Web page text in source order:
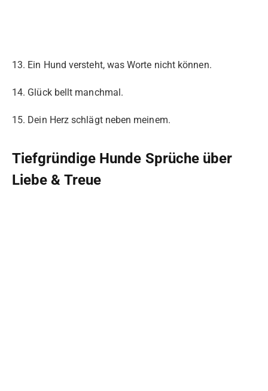
13. Ein Hund versteht, was Worte nicht können.
14. Glück bellt manchmal.
15. Dein Herz schlägt neben meinem.
Tiefgründige Hunde Sprüche über
Liebe & Treue